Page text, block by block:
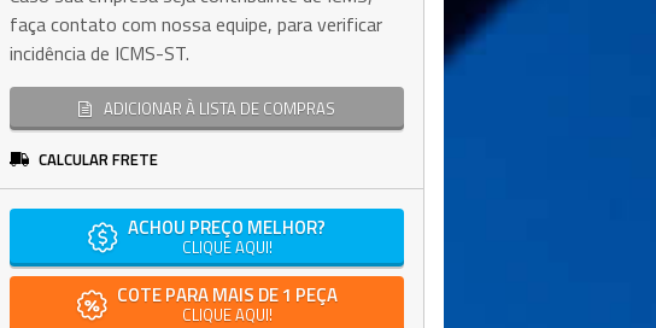
faça contato com nossa equipe, para verificar
incidência de ICMS-ST.
ADICIONAR À LISTA DE COMPRAS
CALCULAR FRETE
ACHOU PREÇO MELHOR?
CLIQUE AQUI!
COTE PARA MAIS DE 1 PEÇA
CLIQUE AQUI!